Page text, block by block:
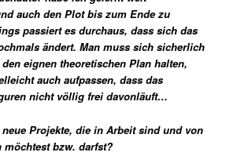
auch den Plot bis zum Ende zu
passiert es durchaus, dass sich das
ändert. Man muss sich sicherlich
eignen theoretischen Plan halten,
auch aufpassen, dass das
nicht völlig frei davonläuft…
neue Projekte, die in Arbeit sind und von
möchtest bzw. darfst?